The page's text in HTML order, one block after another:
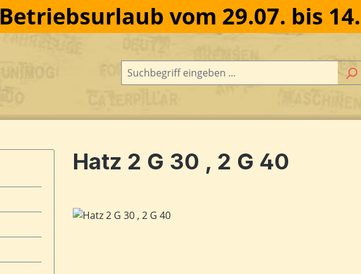
Betriebsurlaub vom 29.07. bis
Hatz 2 G 30 , 2 G 40
Bildergalerie überspringen